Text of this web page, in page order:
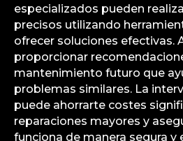
especializados pueden
precisos utilizando
ofrecer soluciones efectivas.
proporcionar
mantenimiento futuro que
problemas similares. La
puede ahorrarte costes
reparaciones mayores y
funciona de manera segura y